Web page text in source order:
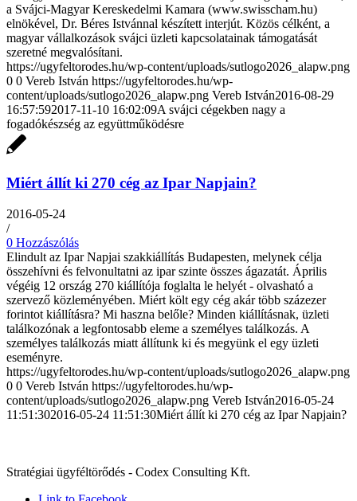
a Svájci-Magyar Kereskedelmi Kamara (www.swisscham.hu)
elnökével, Dr. Béres Istvánnal készített interjút. Közös célként, a
magyar vállalkozások svájci üzleti kapcsolatainak támogatását
szeretné megvalósítani.
https://ugyfeltorodes.hu/wp-content/uploads/sutlogo2026_alapw.png
0 0 Vereb István https://ugyfeltorodes.hu/wp-
content/uploads/sutlogo2026_alapw.png Vereb István2016-08-29
16:57:592017-11-10 16:02:09A svájci cégekben nagy a
fogadókészség az együttműködésre
Miért állít ki 270 cég az Ipar Napjain?
2016-05-24
/
0 Hozzászólás
Elindult az Ipar Napjai szakkiállítás Budapesten, melynek célja
összehívni és felvonultatni az ipar szinte összes ágazatát. Április
végéig 12 ország 270 kiállítója foglalta le helyét - olvasható a
szervező közleményében. Miért költ egy cég akár több százezer
forintot kiállításra? Mi haszna belőle? Minden kiállításnak, üzleti
találkozónak a legfontosabb eleme a személyes találkozás. A
személyes találkozás miatt állítunk ki és megyünk el egy üzleti
eseményre.
https://ugyfeltorodes.hu/wp-content/uploads/sutlogo2026_alapw.png
0 0 Vereb István https://ugyfeltorodes.hu/wp-
content/uploads/sutlogo2026_alapw.png Vereb István2016-05-24
11:51:302016-05-24 11:51:30Miért állít ki 270 cég az Ipar Napjain?
Stratégiai ügyféltörődés - Codex Consulting Kft.